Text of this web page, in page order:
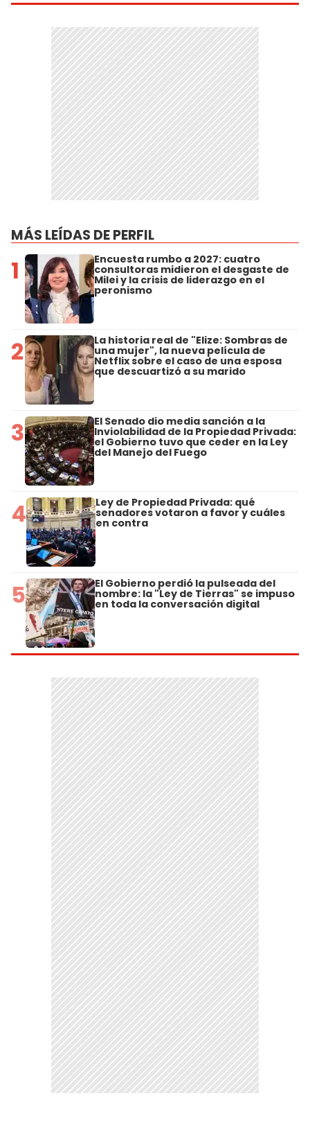
MÁS LEÍDAS DE PERFIL
1 Encuesta rumbo a 2027: cuatro
consultoras midieron el desgaste de
Milei y la crisis de liderazgo en el
peronismo
2 La historia real de "Elize: Sombras de
una mujer", la nueva película de
Netflix sobre el caso de una esposa
que descuartizó a su marido
3 El Senado dio media sanción a la
Inviolabilidad de la Propiedad Privada:
el Gobierno tuvo que ceder en la Ley
del Manejo del Fuego
4 Ley de Propiedad Privada: qué
senadores votaron a favor y cuáles
en contra
5 El Gobierno perdió la pulseada del
nombre: la "Ley de Tierras" se impuso
en toda la conversación digital